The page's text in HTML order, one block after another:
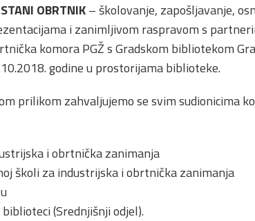
OBRTNIK– školovanje, zapošljavanje,
i zanimljivom raspravom s
komora PGŽ s Gradskom bibliotekom
godine u prostorijama biblioteke.
prilikom zahvaljujemo se svim sudionicima
i obrtnička zanimanja
školi za industrijska i obrtnička zanimanja
(Srednjišnji odjel).